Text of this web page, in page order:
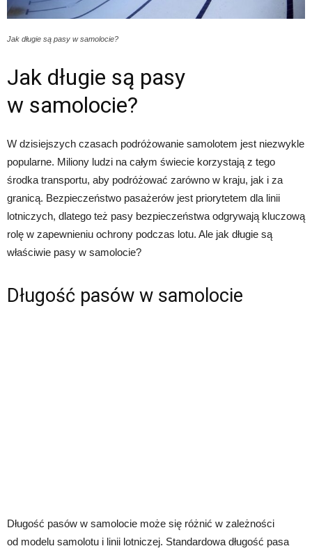
Jak długie są pasy w samolocie?
Jak długie są pasy
w samolocie?
W dzisiejszych czasach podróżowanie samolotem jest niezwykle
popularne. Miliony ludzi na całym świecie korzystają z tego
środka transportu, aby podróżować zarówno w kraju, jak i za
granicą. Bezpieczeństwo pasażerów jest priorytetem dla linii
lotniczych, dlatego też pasy bezpieczeństwa odgrywają kluczową
rolę w zapewnieniu ochrony podczas lotu. Ale jak długie są
właściwie pasy w samolocie?
Długość pasów w samolocie
Długość pasów w samolocie może się różnić w zależności
od modelu samolotu i linii lotniczej. Standardowa długość pasa